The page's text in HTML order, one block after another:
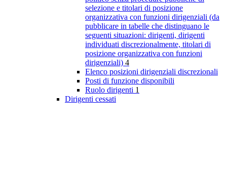
selezione e titolari di posizione
organizzativa con funzioni dirigenziali (da
pubblicare in tabelle che distinguano le
seguenti situazioni: dirigenti, dirigenti
individuati discrezionalmente, titolari di
posizione organizzativa con funzioni
dirigenziali) 4
Elenco posizioni dirigenziali discrezionali
Posti di funzione disponibili
Ruolo dirigenti 1
Dirigenti cessati